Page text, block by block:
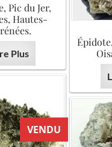
Pic du Jer,
Hautes-
Plus
VENDU